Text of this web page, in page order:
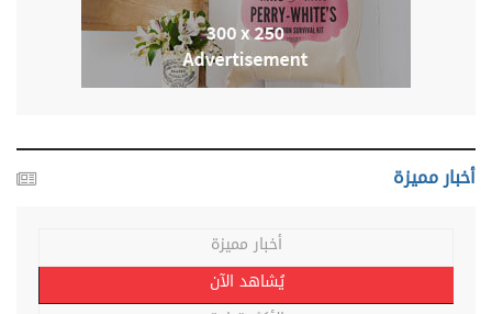
أخبار مميزة
أخبار مميزة
يُشاهد الآن